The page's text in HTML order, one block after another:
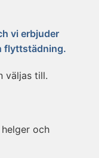
vi erbjuder
flyttstädning.
väljas till.
och